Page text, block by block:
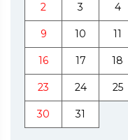
2 3 4
9 10 11
16 17 18
23 24 25
30 31